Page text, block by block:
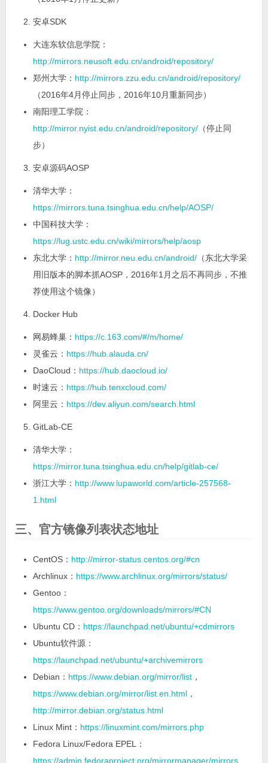
安卓SDK
大连东软信息学院：
http://mirrors.neusoft.edu.cn/android/repository/
郑州大学： http://mirrors.zzu.edu.cn/android/repository/
（2016年4月停止同步，2016年10月重新同步）
南阳理工学院：
http://mirror.nyist.edu.cn/android/repository/（停止同
步）
安卓源码AOSP
清华大学：
https://mirrors.tuna.tsinghua.edu.cn/help/AOSP/
中国科技大学：
https://lug.ustc.edu.cn/wiki/mirrors/help/aosp
东北大学： http://mirror.neu.edu.cn/android/（东北大学采
用旧版本的脚本抓AOSP，2016年1月之后不再同步，不推
荐使用这个镜像）
Docker Hub
网易蜂巢： https://c.163.com/#/m/home/
灵雀云： https://hub.alauda.cn/
DaoCloud： https://hub.daocloud.io/
时速云： https://hub.tenxcloud.com/
阿里云： https://dev.aliyun.com/search.html
GitLab-CE
清华大学：
https://mirror.tuna.tsinghua.edu.cn/help/gitlab-ce/
浙江大学： http://www.lupaworld.com/article-257568-
1.html
三、官方镜像列表状态地址
CentOS： http://mirror-status.centos.org/#cn
Archlinux： https://www.archlinux.org/mirrors/status/
Gentoo：
https://www.gentoo.org/downloads/mirrors/#CN
Ubuntu CD： https://launchpad.net/ubuntu/+cdmirrors
Ubuntu软件源：
https://launchpad.net/ubuntu/+archivemirrors
Debian： https://www.debian.org/mirror/list，
https://www.debian.org/mirror/list.en.html，
http://mirror.debian.org/status.html
Linux Mint： https://linuxmint.com/mirrors.php
Fedora Linux/Fedora EPEL：
https://admin.fedoraproject.org/mirrormanager/mirrors